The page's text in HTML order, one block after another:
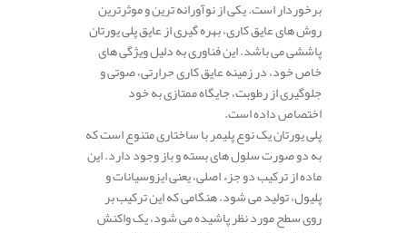
برخوردار است. یکی از نوآورانه‌ ترین و موثرترین
روش‌ های عایق‌ کاری، بهره‌ گیری از عایق پلی‌ یورتان
پاششی می‌ باشد. این فناوری به دلیل ویژگی‌ های
خاص خود، در زمینه عایق‌ کاری حرارتی، صوتی و
جلوگیری از رطوبت، جایگاه ممتازی به خود
اختصاص داده است.
پلی‌ یورتان یک نوع پلیمر با ساختاری متنوع است که
به دو صورت سلول‌ های بسته و باز وجود دارد. این
ماده از ترکیب دو جزء اصلی، یعنی ایزوسیانات و
پلیول، تولید می‌ شود. هنگامی که این ترکیب بر
روی سطح مورد نظر پاشیده می‌ شود، یک واکنش